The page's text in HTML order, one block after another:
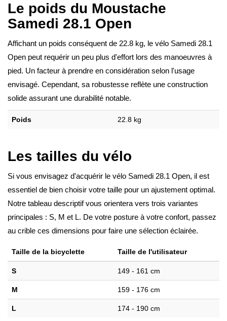
Le poids du Moustache
Samedi 28.1 Open
Affichant un poids conséquent de 22.8 kg, le vélo Samedi 28.1
Open peut requérir un peu plus d'effort lors des manoeuvres à
pied. Un facteur à prendre en considération selon l'usage
envisagé. Cependant, sa robustesse reflète une construction
solide assurant une durabilité notable.
Poids 22.8 kg
Les tailles du vélo
Si vous envisagez d'acquérir le vélo Samedi 28.1 Open, il est
essentiel de bien choisir votre taille pour un ajustement optimal.
Notre tableau descriptif vous orientera vers trois variantes
principales : S, M et L. De votre posture à votre confort, passez
au crible ces dimensions pour faire une sélection éclairée.
Taille de la bicyclette Taille de l'utilisateur
S 149 - 161 cm
M 159 - 176 cm
L 174 - 190 cm